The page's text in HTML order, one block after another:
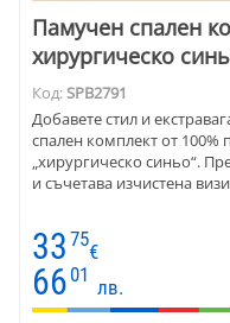
Памучен спален
хирургическо
Код:SPB2791
Добавете стил и
спален комплект от
„хирургическо синьо“.
и съчетава изчистена
33 75
€
66 01
лв.